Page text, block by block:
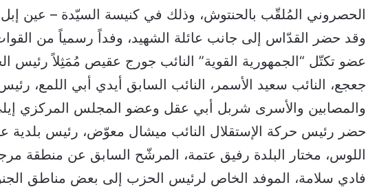
الحصروني المُلقّب بالحنتوش، وذلك في كنيسة السيّدة – عين
وقد حضر القدّاس إلى جانب عائلة الشهيد، وفداً رسمياً من القوات
عضو تكتّل “الجمهورية القوية” النائب جورج عقيص مُمَثِلاً رئيس
جعجع، النائب سعيد الأسمر، النائب السابق أيدي أبي اللمع،
والمصابين والأسرى شربل أبي عقل وعضو المجلس المركزي
حضر رئيس حركة الإستقلال النائب ميشال معوّض، رئيس بلدية
اللوس، مختار البلدة رفيق عتمة، المرشّح السابق عن منطقة
فادي سلامة، الموفد الخاص لرئيس الحزب إلى بعض مناطق